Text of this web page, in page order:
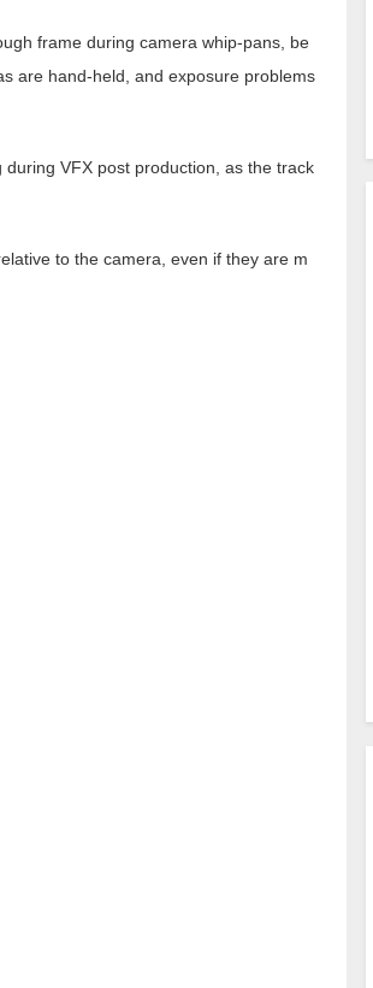
frame during camera whip-pans, be
are hand-held, and exposure problems
VFX post production, as the track
to the camera, even if they are m